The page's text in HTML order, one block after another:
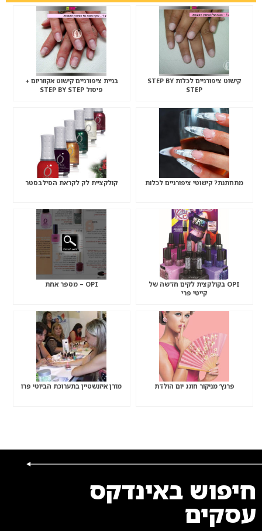
קישוט ציפורניים לכלות STEP BY
STEP
בניית ציפורניים קישוט אקווריום +
פיסול STEP BY STEP
מתחתנת? קישוטי ציפורניים לכלות קולקציית לק לקראת הסילבסטר
OPI בקולקצית לקים חדשה של
קייטי פרי
OPI – מספר אחת
פרנץ’ מניקור חוגג יום הולדת מורן איזנשטיין בתערוכת הביוטי פרו
חיפוש באינדקס
עסקים